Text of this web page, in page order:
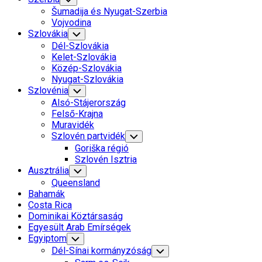
Child
Menu
Šumadija és Nyugat-Szerbia
Vojvodina
Szlovákia Toggle
Child
Menu
Dél-Szlovákia
Kelet-Szlovákia
Közép-Szlovákia
Nyugat-Szlovákia
Szlovénia Toggle
Child
Menu
Alsó-Stájerország
Felső-Krajna
Muravidék
Szlovén partvidék Toggle
Child
Menu
Goriška régió
Szlovén Isztria
Ausztrália Toggle
Child
Menu
Queensland
Bahamák
Costa Rica
Dominikai Köztársaság
Egyesült Arab Emírségek
Egyiptom Toggle
Child
Menu
Dél-Sínai kormányzóság Toggle
Child